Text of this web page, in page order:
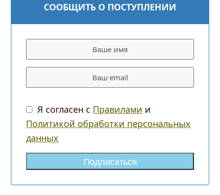
СООБЩИТЬ О ПОСТУПЛЕНИИ
Я согласен с Правилами и
Политикой обработки персональных
данных
Подписаться